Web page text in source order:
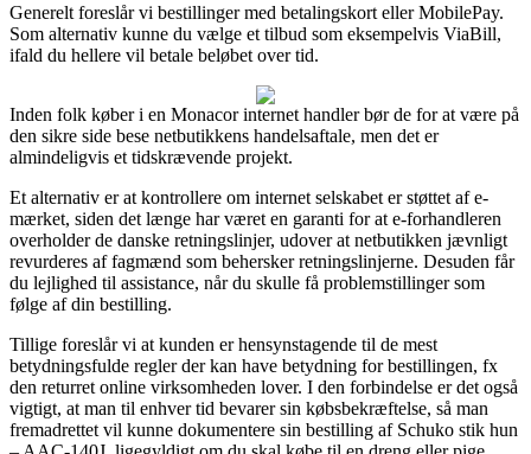
Generelt foreslår vi bestillinger med betalingskort eller MobilePay.
Som alternativ kunne du vælge et tilbud som eksempelvis ViaBill,
ifald du hellere vil betale beløbet over tid.
Inden folk køber i en Monacor internet handler bør de for at være på
den sikre side bese netbutikkens handelsaftale, men det er
almindeligvis et tidskrævende projekt.
Et alternativ er at kontrollere om internet selskabet er støttet af e-
mærket, siden det længe har været en garanti for at e-forhandleren
overholder de danske retningslinjer, udover at netbutikken jævnligt
revurderes af fagmænd som behersker retningslinjerne. Desuden får
du lejlighed til assistance, når du skulle få problemstillinger som
følge af din bestilling.
Tillige foreslår vi at kunden er hensynstagende til de mest
betydningsfulde regler der kan have betydning for bestillingen, fx
den returret online virksomheden lover. I den forbindelse er det også
vigtigt, at man til enhver tid bevarer sin købsbekræftelse, så man
fremadrettet vil kunne dokumentere sin bestilling af Schuko stik hun